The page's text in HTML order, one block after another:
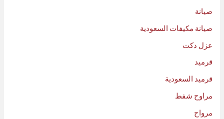
صيانة
صيانة مكيفات السعودية
عزل دكت
قرميد
قرميد السعودية
مراوح شفط
مرواح